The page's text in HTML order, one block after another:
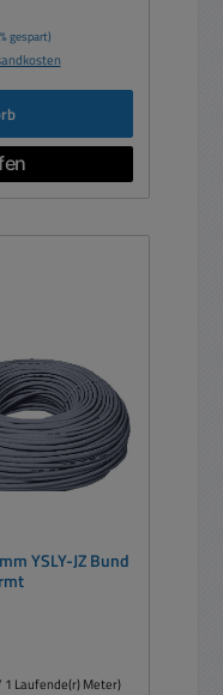
gespart)
YSLY-JZ Bund
1 Laufende(r) Meter)